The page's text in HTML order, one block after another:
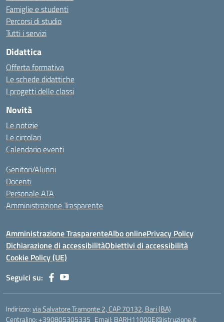
Famiglie e studenti
Percorsi di studio
Tutti i servizi
Didattica
Offerta formativa
Le schede didattiche
I progetti delle classi
Novità
Le notizie
Le circolari
Calendario eventi
Genitori/Alunni
Docenti
Personale ATA
Amministrazione Trasparente
Amministrazione TrasparenteAlbo onlinePrivacy Policy
Dichiarazione di accessibilitàObiettivi di accessibilità
Cookie Policy (UE)
Seguici su:
Indirizzo:via Salvatore Tramonte 2, CAP 70132, Bari (BA)
Centralino:+390805305335 Email: BARH11000E@istruzione.it